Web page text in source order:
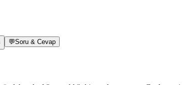
💬Soru & Cevap